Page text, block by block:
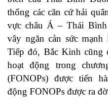
thống các căn cứ hải
vực châu Á – Thái
vây ngăn cản sức
Tiếp đó, Bắc Kinh cũng
hoạt động trong
(FONOPs) được tiến
động FONOPs được ra